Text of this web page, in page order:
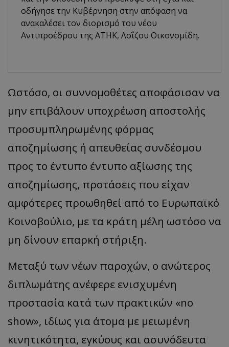
οδήγησε την Κυβέρνηση στην απόφαση να
ανακαλέσει τον διορισμό του νέου
Αντιπροέδρου της ΑΤΗΚ, Λοΐζου Οικονομίδη.
Ωστόσο, οι συννομοθέτες αποφάσισαν να
μην επιβάλουν υποχρέωση αποστολής
προσυμπληρωμένης φόρμας
αποζημίωσης ή απευθείας συνδέσμου
προς το έντυπο έντυπο αξίωσης της
αποζημίωσης, προτάσεις που είχαν
αμφότερες προωθηθεί από το Ευρωπαϊκό
Κοινοβούλιο, με τα κράτη μέλη ωστόσο να
μη δίνουν επαρκή στήριξη.
Μεταξύ των νέων παροχών, ο ανώτερος
διπλωμάτης ανέφερε ενισχυμένη
προστασία κατά των πρακτικών «no
show», ιδίως για άτομα με μειωμένη
κινητικότητα, εγκύους και ασυνόδευτα